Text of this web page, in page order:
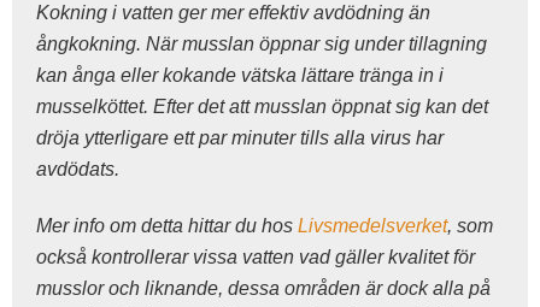
Kokning i vatten ger mer effektiv avdödning än
ångkokning. När musslan öppnar sig under tillagning
kan ånga eller kokande vätska lättare tränga in i
musselköttet. Efter det att musslan öppnat sig kan det
dröja ytterligare ett par minuter tills alla virus har
avdödats.
Mer info om detta hittar du hos Livsmedelsverket, som
också kontrollerar vissa vatten vad gäller kvalitet för
musslor och liknande, dessa områden är dock alla på